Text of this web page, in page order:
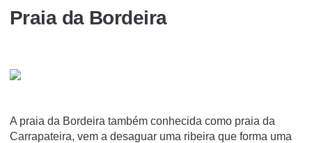
Praia da Bordeira
A praia da Bordeira também conhecida como praia da
Carrapateira, vem a desaguar uma ribeira que forma uma